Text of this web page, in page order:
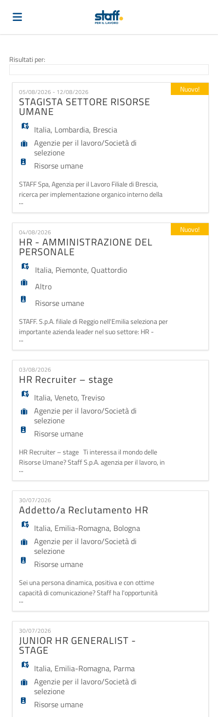
Offerte
di
lavoro
Carica
il
CV
Login
Lingua
EN
FR
IT
DE
ES
PT
Risultati per:
05/08/2026 - 12/08/2026
STAGISTA SETTORE RISORSE
UMANE
Italia, Lombardia, Brescia
Agenzie per il lavoro/Società di
selezione
Risorse umane
STAFF Spa, Agenzia per il Lavoro Filiale di Brescia,
ricerca per implementazione organico interno della
propria sede un/a Stagista RUOLO: la risorsa sarà
affiancata dal personale di filiale e verrà formata
sulle seguenti attività: - stesura annunci di lavoro su
portali dedicati - screening CV - aggiornamento
database - gestione amministr
...
Nuovo!
04/08/2026
HR - AMMINISTRAZIONE DEL
PERSONALE
Italia, Piemonte, Quattordio
Altro
Risorse umane
STAFF. S.p.A. filiale di Reggio nell'Emilia seleziona per
importante azienda leader nel suo settore: HR -
AMMINISTRAZIONE DEL PERSONALE L'HR
dell'amministrazione del personale si occuperà degli
aspetti burocratici e operativi del rapporto di lavoro,
come l'elaborazione delle buste paga, la gestione di
contratti, ferie, permessi, presenze e la cor
...
Nuovo!
03/08/2026
HR Recruiter – stage
Italia,Veneto,Treviso
Agenzie per il lavoro/Società di
selezione
Risorse umane
HR Recruiter – stage Ti interessa il mondo delle
Risorse Umane? Staff S.p.A. agenzia per il lavoro, in
un progetto di costante crescita e sviluppo, per la
propria filiale di Treviso (TV), seleziona un/a: HR
Recruiter – stage La risorsa acquisirà competenze
relativamente al processo di Ricerca e Selezione di
Personale, con particolare focus s
...
30/07/2026
Addetto/a Reclutamento HR
Italia, Emilia-Romagna, Bologna
Agenzie per il lavoro/Società di
selezione
Risorse umane
Sei una persona dinamica, positiva e con ottime
capacità di comunicazione? Staff ha l'opportunità
giusta per te! Staff S.p.A., solida realtà nel settore
delle risorse umane, ricerca un/a Addetto/a
Reclutamento HR per potenziamento del proprio
team di filiale, con particolare focus sul settore
Logistica. Attività principali: - Contattare i ca
...
30/07/2026
JUNIOR HR GENERALIST -
STAGE
Italia, Emilia-Romagna, Parma
Agenzie per il lavoro/Società di
selezione
Risorse umane